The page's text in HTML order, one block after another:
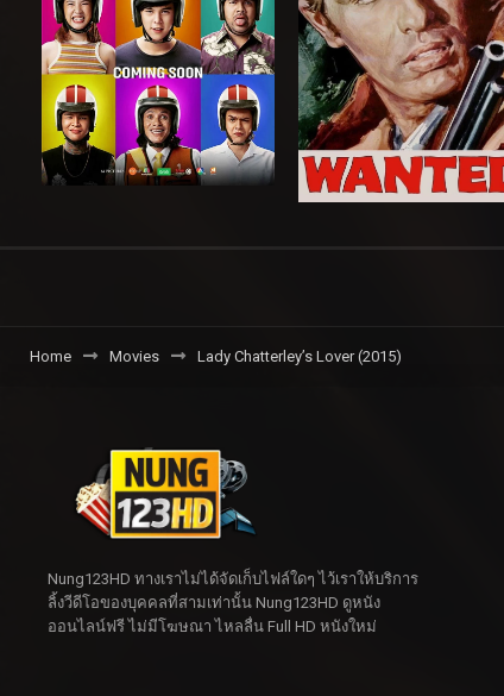
Home Movies Lady Chatterley’s Lover (2015)
Nung123HD ทางเราไม่ได้จัดเก็บไฟล์ใดๆ ไว้เราให้บริการ
ลิ้งวีดีโอของบุคคลที่สามเท่านั้น Nung123HD ดูหนัง
ออนไลน์ฟรี ไม่มีโฆษณา ไหลลื่น Full HD หนังใหม่